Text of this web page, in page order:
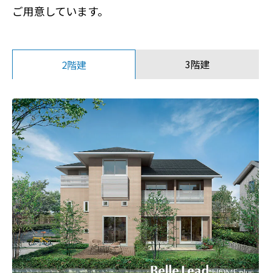
ご用意しています。
2階建 3階建